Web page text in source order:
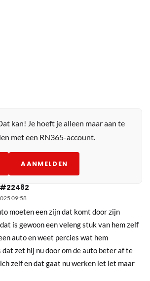
kan! Je hoeft je alleen maar aan te
met een RN365-account.
AANMELDEN
09:58
moeten een zijn dat komt door zijn
is gewoon een veleng stuk van hem zelf
auto en weet percies wat hem
dat zet hij nu door om de auto beter af te
zelf en dat gaat nu werken let let maar